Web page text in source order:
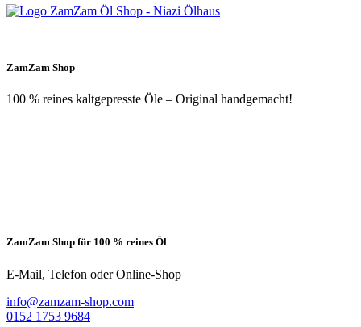
ZamZam Shop
100 % reines kaltgepresste Öle – Original handgemacht!
ZamZam Shop für 100 % reines Öl
E-Mail, Telefon oder Online-Shop
info@zamzam-shop.com
0152 1753 9684